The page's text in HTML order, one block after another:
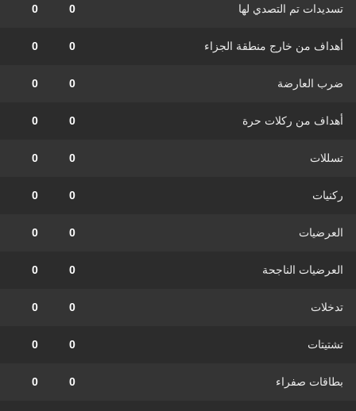
تسديدات تم التصدي لها 0
0
أهداف من خارج منطقة الجزاء 0
0
ضرب العارضة 0
0
أهداف من ركلات حرة 0
0
تسللات 0
0
ركنيات 0
0
العرضيات 0
0
العرضيات الناجحة 0
0
تدخلات 0
0
تشتيتات 0
0
بطاقات صفراء 0
0